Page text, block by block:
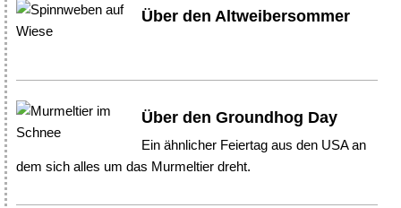
Über den Altweibersommer
Über den Groundhog Day
Ein ähnlicher Feiertag aus den USA an
dem sich alles um das Murmeltier dreht.